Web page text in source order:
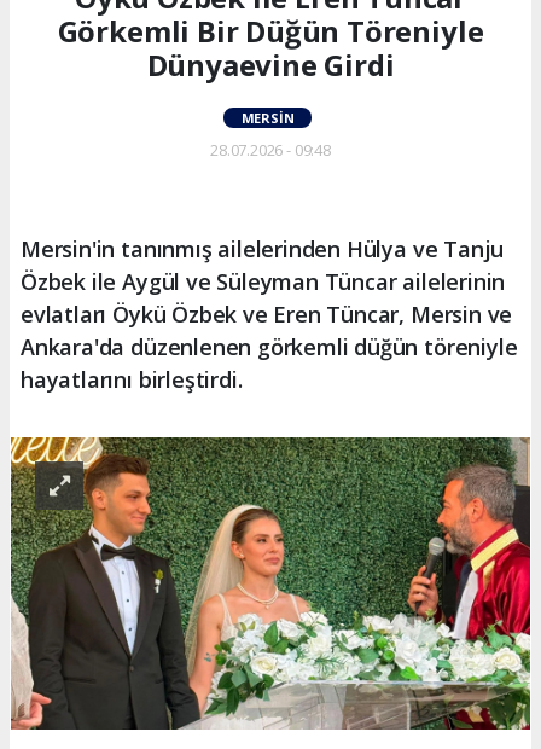
Görkemli Bir Düğün Töreniyle
Dünyaevine Girdi
MERSIN
28.07.2026 - 09:48
Mersin'in tanınmış ailelerinden Hülya ve Tanju
Özbek ile Aygül ve Süleyman Tüncar ailelerinin
evlatları Öykü Özbek ve Eren Tüncar, Mersin ve
Ankara'da düzenlenen görkemli düğün töreniyle
hayatlarını birleştirdi.